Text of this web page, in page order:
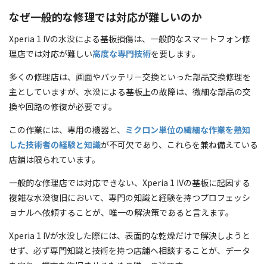
なぜ一般的な修理では対応が難しいのか
Xperia 1 IVの水没による基板損傷は、一般的なスマートフォン修
理店では対応が難しい高度な専門技術を要します。
多くの修理店は、画面やバッテリー交換といった部品交換修理を
主としていますが、水没による基板上の故障は、微細な部品の交
換や回路の修復が必要です。
この作業には、専用の機器と、 ミクロン単位の繊細な作業を熟知
した技術者の経験と知識が不可欠であり、これらを兼ね備えている
店舗は限られています。
一般的な修理店では対応できない、Xperia 1 IVの基板に起因する
複雑な水没復旧において、専門の知識と経験を持つプロフェッシ
ョナルへ依頼することが、唯一の解決策であると言えます。
Xperia 1 IVが水没した際には、表面的な乾燥だけで解決しようと
せず、必ず専門知識と技術を持つ店舗へ相談することが、データ